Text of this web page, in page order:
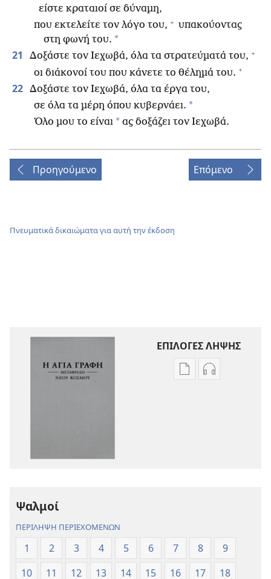
είστε κραταιοί σε δύναμη,
που εκτελείτε τον λόγο του, + υπακούοντας
στη φωνή του. *
21 Δοξάστε τον Ιεχωβά, όλα τα στρατεύματά του, +
οι διάκονοί του που κάνετε το θέλημά του. +
22 Δοξάστε τον Ιεχωβά, όλα τα έργα του,
σε όλα τα μέρη όπου κυβερνάει. *
Όλο μου το είναι * ας δοξάζει τον Ιεχωβά.
Προηγούμενο Επόμενο
Πνευματικά δικαιώματα για αυτή την έκδοση
ΕΠΙΛΟΓΕΣ ΛΗΨΗΣ
Επιλογές
2017)
Επιλογές
2017)
Ψαλμοί
ΠΕΡΙΛΗΨΗ ΠΕΡΙΕΧΟΜΕΝΩΝ
1 2 3 4 5 6 7 8
9
10
11 12 13 14 15 16 17
18